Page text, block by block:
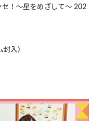
！〜星をめざして〜 202
入）